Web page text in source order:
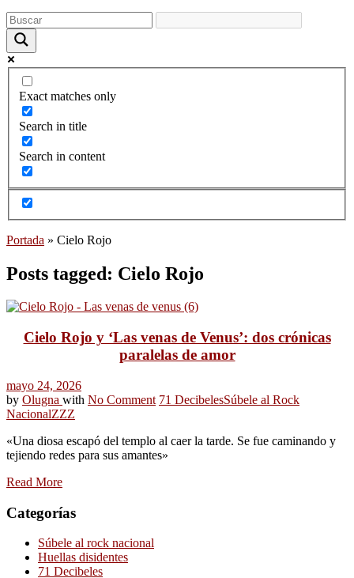
Exact matches only
Search in title
Search in content
Portada » Cielo Rojo
Posts tagged: Cielo Rojo
Cielo Rojo y ‘Las venas de Venus’: dos crónicas
paralelas de amor
mayo 24, 2026
by Olugna with No Comment 71 DecibelesSúbele al Rock
NacionalZZZ
«Una diosa escapó del templo al caer la tarde. Se fue caminando y
tejiendo redes para sus amantes»
Read More
Categorías
Súbele al rock nacional
Huellas disidentes
71 Decibeles